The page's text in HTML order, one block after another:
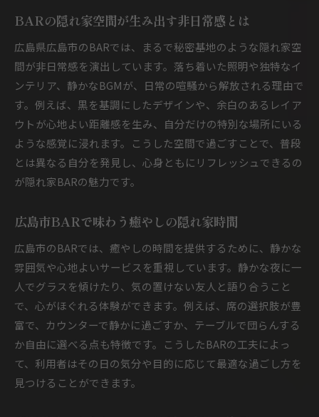
BARの隠れ家空間が生み出す非日常感とは
広島県広島市のBARでは、まるで秘密基地のような隠れ家空
間が非日常感を演出しています。落ち着いた照明や独特なイ
ンテリア、静かなBGMが、日常の喧騒から解放される理由で
す。例えば、黒を基調にしたデザインや、余白のあるレイア
ウトが心地よい距離感を生み、自分だけの特別な場所にいる
ような感覚に浸れます。こうした空間で過ごすことで、普段
とは異なる自分を発見し、心身ともにリフレッシュできるの
が隠れ家BARの魅力です。
広島市BARで味わう癒やしの隠れ家時間
広島市のBARでは、癒やしの時間を提供するために、静かな
雰囲気や心地よいサービスを重視しています。静かな夜に一
人でグラスを傾けたり、気の置けない友人と語り合うこと
で、心がほぐれる体験ができます。例えば、席の選択肢が豊
富で、カウンターで静かに過ごすか、テーブルで団らんする
か自由に選べる点も特徴です。こうしたBARの工夫によっ
て、利用者はその日の気分や目的に応じて最適な過ごし方を
見つけることができます。